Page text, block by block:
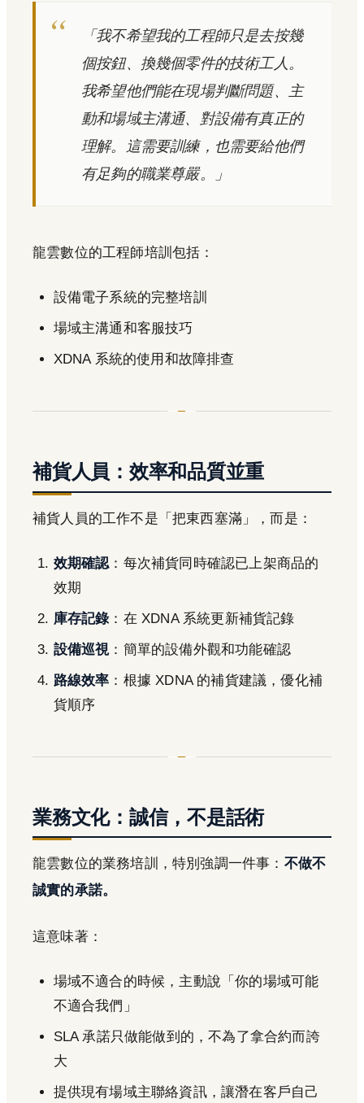
「我不希望我的工程師只是去按幾
個按鈕、換幾個零件的技術工人。
我希望他們能在現場判斷問題、主
動和場域主溝通、對設備有真正的
理解。這需要訓練，也需要給他們
有足夠的職業尊嚴。」
龍雲數位的工程師培訓包括：
設備電子系統的完整培訓
場域主溝通和客服技巧
XDNA 系統的使用和故障排查
補貨人員：效率和品質並重
補貨人員的工作不是「把東西塞滿」，而是：
效期確認：每次補貨同時確認已上架商品的
效期
庫存記錄：在 XDNA 系統更新補貨記錄
設備巡視：簡單的設備外觀和功能確認
路線效率 ：根據 XDNA 的補貨建議，優化補
貨順序
業務文化：誠信，不是話術
龍雲數位的業務培訓，特別強調一件事： 不做不
誠實的承諾。
這意味著：
場域不適合的時候，主動說「你的場域可能
不適合我們」
SLA 承諾只做能做到的，不為了拿合約而誇
大
提供現有場域主聯絡資訊，讓潛在客戶自己